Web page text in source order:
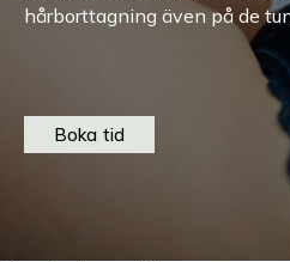
hårborttagning även på de
Boka tid